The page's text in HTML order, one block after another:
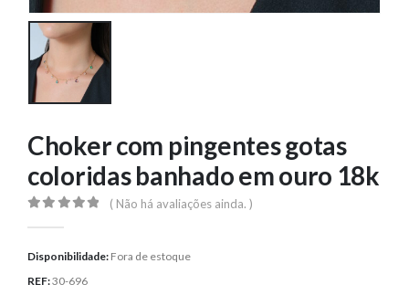
Choker com pingentes gotas
coloridas banhado em ouro 18k
( Não há avaliações ainda. )
Disponibilidade: Fora de estoque
REF:30-696